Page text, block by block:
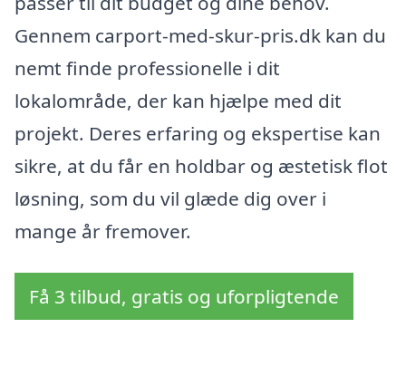
Gennem carport-med-skur-pris.dk kan du
nemt finde professionelle i dit
lokalområde, der kan hjælpe med dit
projekt. Deres erfaring og ekspertise kan
sikre, at du får en holdbar og æstetisk flot
løsning, som du vil glæde dig over i
mange år fremover.
Få 3 tilbud, gratis og uforpligtende